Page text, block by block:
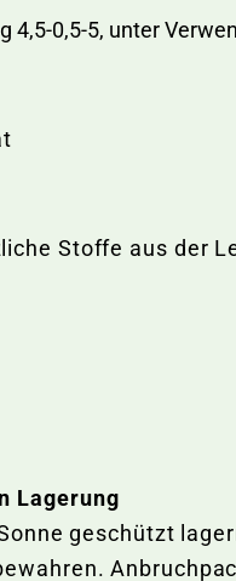
4,5-0,5-5, unter
Stoffe aus der
Lagerung
geschützt